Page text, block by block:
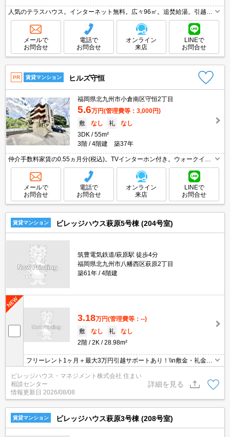
人気のテラスハウス。インターネット無料。広々96㎡。追焚給湯。引越指
定業者あり。温水洗浄便座付き。敷金・礼金なし。保証人不要。引越指定
業者あり。
メールで
お問合せ
電話で
お問合せ
オンライン
来店
LINEで
お問合せ
PR 賃貸マンション ヒルズ守恒
福岡県北九州市小倉南区守恒2丁目
5.6万円(管理費等：3,000円)
敷
なし 礼
なし
3DK
55m²
3階
4階建 築37年
仲介手数料家賃の0.55ヵ月分(税込)。TVインターホン付き。ウォークイン
クローゼット付き。インターネット無料。敷金・礼金なし。ペット応相
談。小型犬2匹又は猫2匹迄飼育可。
メールで
お問合せ
電話で
お問合せ
オンライン
来店
LINEで
お問合せ
賃貸マンション ビレッジハウス萩原5号棟 (204号室)
筑豊電気鉄道/萩原駅 徒歩4分
福岡県北九州市八幡西区萩原2丁目
築61年
4階建
3.18万円(管理費等：--)
敷
なし 礼
なし
2階
2K 28.98m²
フリーレント1ヶ月＋最大3万円引越サポートあり！\\n敷金・礼金・
更新料・鍵交換手数料0円！※契約内容や審査の結果、敷金をお預
かりする場合がございます。
ビレッジハウス・マネジメント株式会社 住まい
相談センター
情報更新日 2026/08/08
詳細を見る
賃貸マンション ビレッジハウス萩原3号棟 (208号室)